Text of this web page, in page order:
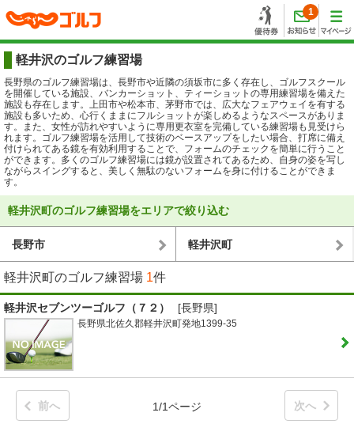
1
軽井沢のゴルフ練習場
長野県のゴルフ練習場は、長野市や近隣の須坂市に多く存在し、ゴルフスクール
を開催している施設、バンカーショット、ティーショットの専用練習場を備えた
施設も存在します。上田市や松本市、茅野市では、広大なフェアウェイを有する
施設も多いため、心行くままにフルショットが楽しめるようなスペースがありま
す。また、女性が訪れやすいように専用更衣室を完備している練習場も見受けら
れます。ゴルフ練習場を活用して技術のベースアップをしたい場合、打席に備え
付けられてある鏡を有効利用することで、フォームのチェックを簡単に行うこと
ができます。多くのゴルフ練習場には鏡が設置されてあるため、自身の姿を写し
ながらスイングすると、美しく無駄のないフォームを身に付けることができま
す。
軽井沢町のゴルフ練習場をエリアで絞り込む
長野市 軽井沢町
軽井沢町のゴルフ練習場 1件
軽井沢セブンツーゴルフ（７２） [長野県]
長野県北佐久郡軽井沢町発地1399-35
前へ 1/1ページ 次へ